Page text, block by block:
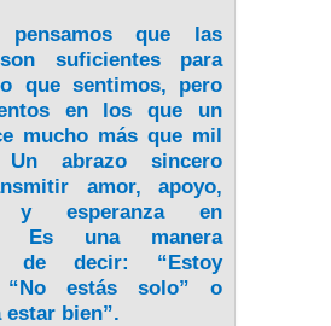
que las
suficientes para
que sentimos, pero
en los que un
mucho más que mil
Un abrazo sincero
amor, apoyo,
y esperanza en
Es una manera
de decir: “Estoy
“No estás solo” o
estar bien”.